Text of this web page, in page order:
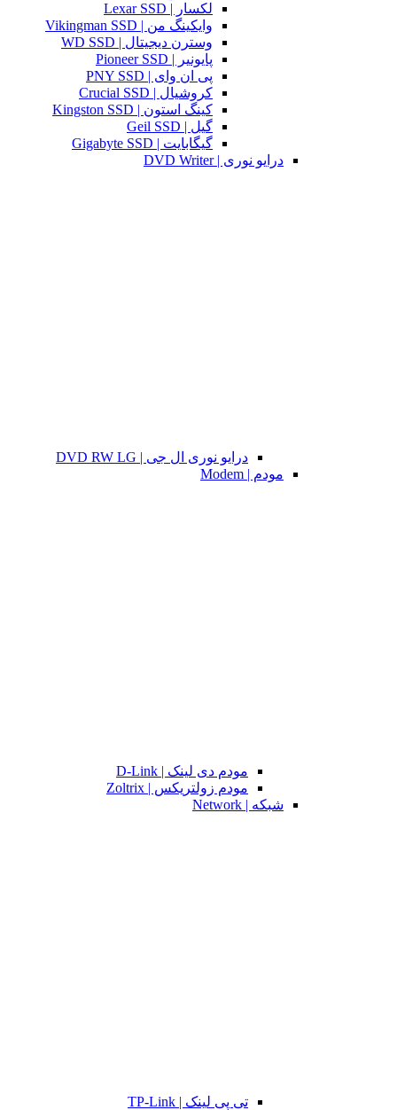
لکسار | Lexar SSD
وایکینگ من | Vikingman SSD
وسترن دیجیتال | WD SSD
پایونیر | Pioneer SSD
پی ان وای | PNY SSD
کروشیال | Crucial SSD
کینگ استون | Kingston SSD
گیل | Geil SSD
گیگابایت | Gigabyte SSD
درایو نوری | DVD Writer
درایو نوری ال جی | DVD RW LG
مودم | Modem
مودم دی لینک | D-Link
مودم زولتریکس | Zoltrix
شبکه | Network
تی پی لینک | TP-Link